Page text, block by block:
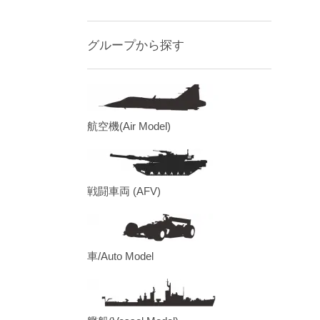
グループから探す
航空機(Air Model)
戦闘車両 (AFV)
車/Auto Model